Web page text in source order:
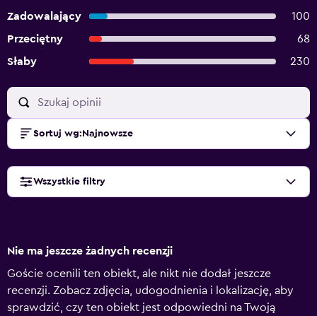
Zadowalający
100
Przeciętny
68
Słaby
230
Sortuj wg: Najnowsze
Wszystkie filtry
Nie ma jeszcze żadnych recenzji
Goście ocenili ten obiekt, ale nikt nie dodał jeszcze
recenzji. Zobacz zdjęcia, udogodnienia i lokalizację, aby
sprawdzić, czy ten obiekt jest odpowiedni na Twoją